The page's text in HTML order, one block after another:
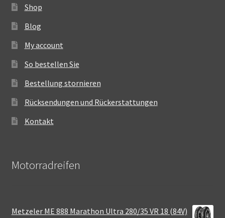
Shop
Blog
My account
So bestellen Sie
Bestellung stornieren
Rücksendungen und Rückerstattungen
Kontakt
Motorradreifen
Metzeler ME 888 Marathon Ultra 280/35 VR 18 (84V)